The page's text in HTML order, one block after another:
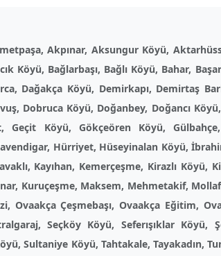
Akpınar, Aksungur Köyü,
Köyü, Bağlarbaşı, Bağlı Köyü, Bahar,
Dağakça Köyü, Demirkapı, Demirtaş
Dobruca Köyü, Doğanbey, Doğancı
Geçit Köyü, Gökçeören Köyü,
Hürriyet, Hüseyinalan Köyü,
Kayıhan, Kemerçeşme, Kirazlı Köyü,
Kuruçeşme, Maksem, Mehmetakif,
Çeşmebaşı, Ovaakça Eğitim,
Seçköy Köyü, Seferışıklar Köyü,
Sultaniye Köyü, Tahtakale, Tayakadın,